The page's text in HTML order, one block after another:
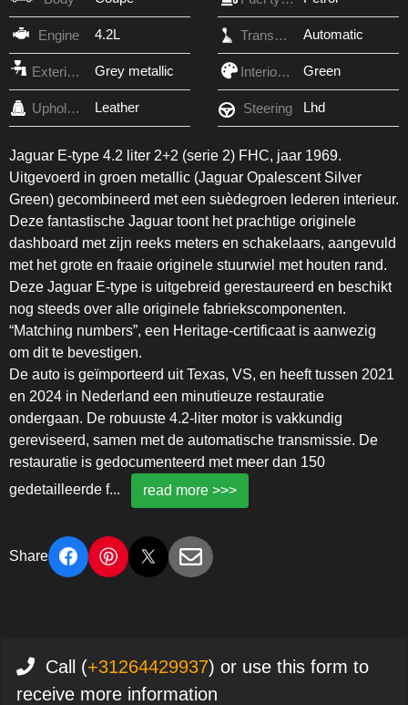
Engine 4.2L Transmission Automatic
Exterior Color Grey metallic Interior Color Green
Upholstery Leather Steering Lhd
Jaguar E-type 4.2 liter 2+2 (serie 2) FHC, jaar 1969.
Uitgevoerd in groen metallic (Jaguar Opalescent Silver
Green) gecombineerd met een suèdegroen lederen interieur.
Deze fantastische Jaguar toont het prachtige originele
dashboard met zijn reeks meters en schakelaars, aangevuld
met het grote en fraaie originele stuurwiel met houten rand.
Deze Jaguar E-type is uitgebreid gerestaureerd en beschikt
nog steeds over alle originele fabriekscomponenten.
“Matching numbers”, een Heritage-certificaat is aanwezig
om dit te bevestigen.
De auto is geïmporteerd uit Texas, VS, en heeft tussen 2021
en 2024 in Nederland een minutieuze restauratie
ondergaan. De robuuste 4.2-liter motor is vakkundig
gereviseerd, samen met de automatische transmissie. De
restauratie is gedocumenteerd met meer dan 150
gedetailleerde f... read more >>>
Share
Call (+31264429937) or use this form to
receive more information